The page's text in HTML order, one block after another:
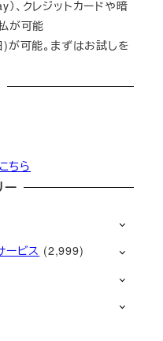
、クレジットカードや暗
が可能
可能。まずはお試しを
ちら
ー
ビス (2,999)